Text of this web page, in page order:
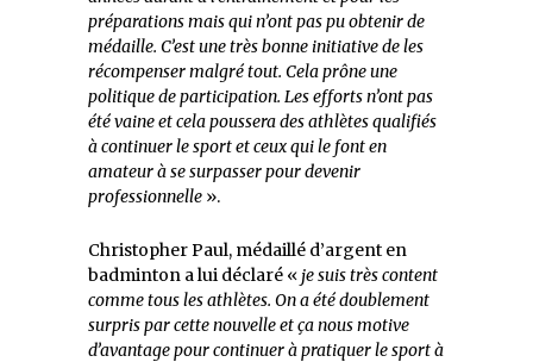
préparations mais qui n’ont pas pu obtenir de
médaille. C’est une très bonne initiative de les
récompenser malgré tout. Cela prône une
politique de participation. Les efforts n’ont pas
été vaine et cela poussera des athlètes qualifiés
à continuer le sport et ceux qui le font en
amateur à se surpasser pour devenir
professionnelle ».
Christopher Paul, médaillé d’argent en
badminton a lui déclaré « je suis très content
comme tous les athlètes. On a été doublement
surpris par cette nouvelle et ça nous motive
d’avantage pour continuer à pratiquer le sport à